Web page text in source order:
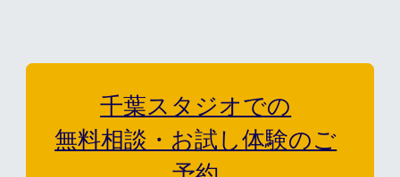
千葉スタジオでの
無料相談・お試し体験のご